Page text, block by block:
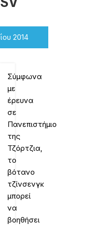
2014
Σύμφωνα
με
έρευνα
σε
Πανεπιστήμιο
της
Τζόρτζια,
το
βότανο
τζίνσενγκ
μπορεί
να
βοηθήσει